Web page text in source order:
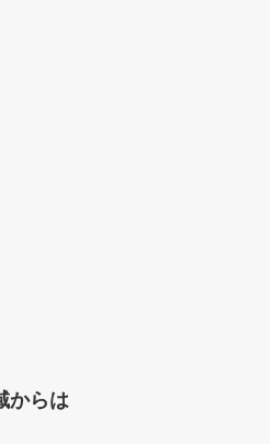
からは